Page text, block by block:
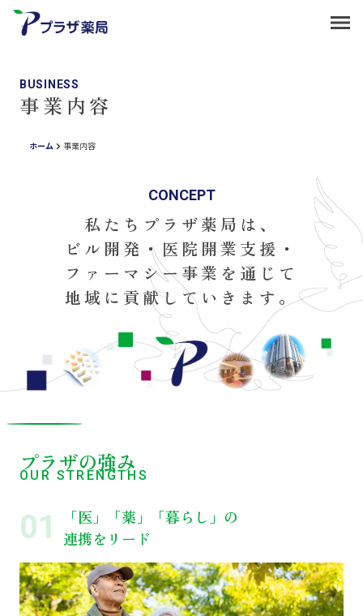
BUSINESS
事業内容
ホーム 事業内容
CONCEPT
私たちプラザ薬局は、
ビル開発・医院開業支援・
ファーマシー事業を 通じて
地域に貢献していきます。
プラザの強み
OUR STRENGTHS
「医」「薬」「暮らし」の
連携をリード